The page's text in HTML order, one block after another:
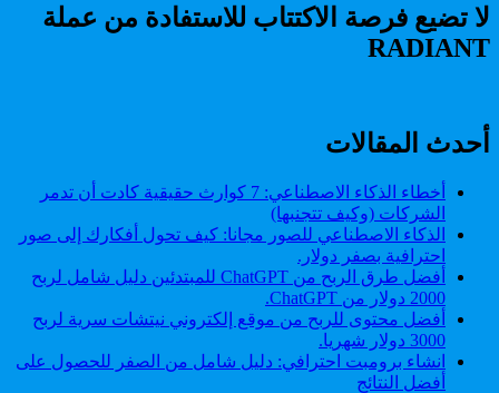
حقائق
ستفجر
الذكاء
الاصطناعي
والتعلم
ستفجر
فهمك
لا تضيع فرصة الاكتتاب للاستفادة من عملة
RADIANT
أحدث المقالات
أخطاء الذكاء الاصطناعي: 7 كوارث حقيقية كادت أن تدمر
الشركات (وكيف تتجنبها)
الذكاء الاصطناعي للصور مجانا: كيف تحول أفكارك إلى صور
احترافية بصفر دولار.
أفضل طرق الربح من ChatGPT للمبتدئين دليل شامل لربح
2000 دولار من ChatGPT.
أفضل محتوى للربح من موقع إلكتروني نيتشات سرية لربح
3000 دولار شهريا.
انشاء برومبت احترافي: دليل شامل من الصفر للحصول على
أفضل النتائج